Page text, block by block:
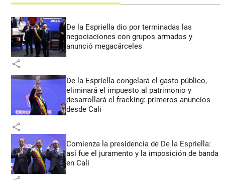
De la Espriella dio por terminadas las
negociaciones con grupos armados y
anunció megacárceles
share
De la Espriella congelará el gasto público,
eliminará el impuesto al patrimonio y
desarrollará el fracking: primeros anuncios
desde Cali
share
Comienza la presidencia de De la Espriella:
así fue el juramento y la imposición de banda
en Cali